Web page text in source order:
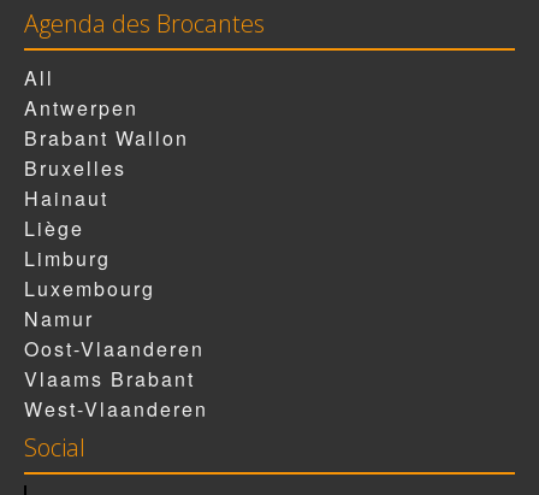
Agenda des Brocantes
All
Antwerpen
Brabant Wallon
Bruxelles
Hainaut
Liège
Limburg
Luxembourg
Namur
Oost-Vlaanderen
Vlaams Brabant
West-Vlaanderen
Social